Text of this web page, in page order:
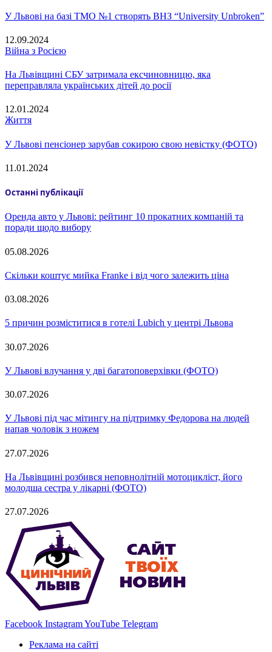
У Львові на базі ТМО №1 створять ВНЗ “University Unbroken”
12.09.2024
Війна з Росією
На Львівщині СБУ затримала ексчиновницю, яка
переправляла українських дітей до росії
12.01.2024
Життя
У Львові пенсіонер зарубав сокирою свою невістку (ФОТО)
11.01.2024
Останні публікації
Оренда авто у Львові: рейтинг 10 прокатних компаній та
поради щодо вибору
05.08.2026
Скільки коштує мийка Franke і від чого залежить ціна
03.08.2026
5 причин розміститися в готелі Lubich у центрі Львова
30.07.2026
У Львові влучання у дві багатоповерхівки (ФОТО)
30.07.2026
У Львові під час мітингу на підтримку Федорова на людей
напав чоловік з ножем
27.07.2026
На Львівщині розбився неповнолітній мотоцикліст, його
молодша сестра у лікарні (ФОТО)
27.07.2026
Facebook InstagramYouTube Telegram
Реклама на сайті